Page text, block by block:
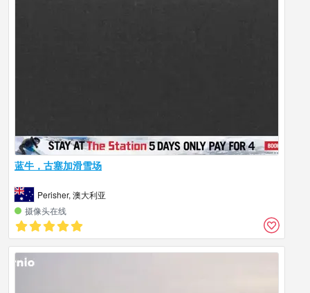
蓝牛，古塞加滑雪场
Perisher, 澳大利亚
摄像头在线